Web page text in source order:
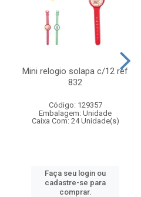
Mini relogio solapa c/12 ref
832
Código: 129357
Embalagem: Unidade
Caixa Com: 24 Unidade(s)
Faça seu login ou
cadastre-se para
comprar.